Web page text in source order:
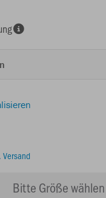
Versand
Bitte Größe wählen